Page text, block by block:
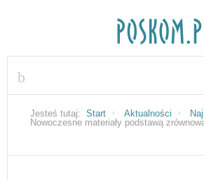
Jesteś tutaj: Start Aktualności
Nowoczesne materiały podstawą